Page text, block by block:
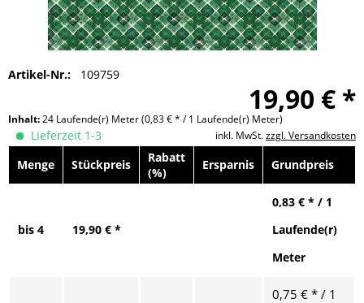
Artikel-Nr.: 109759
19,90 € *
Inhalt:24 Laufende(r) Meter(0,83 € * / 1 Laufende(r) Meter)
inkl. MwSt.zzgl. Versandkosten
Lieferzeit 1-3
Menge
Stückpreis
Rabatt
(%)
Ersparnis Grundpreis
bis 4 19,90 € *
0,83 € * / 1
Laufende(r)
Meter
0,75 € * / 1